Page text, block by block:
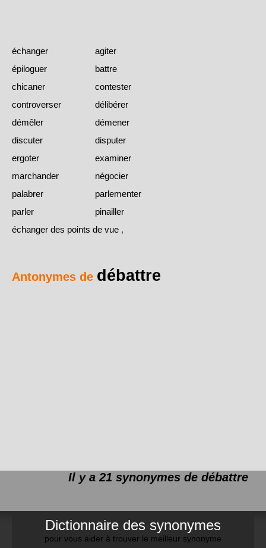
échanger
agiter
épiloguer
battre
chicaner
contester
controverser
délibérer
démêler
démener
discuter
disputer
ergoter
examiner
marchander
négocier
palabrer
parlementer
parler
pinailler
échanger des points de vue ,
Antonymes de débattre
Il y a 21 synonymes de débattre
Dictionnaire des synonymes
pour vous aider à trouver le meilleur synonyme